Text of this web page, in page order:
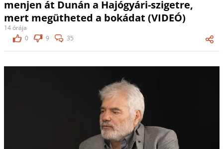
menjen át Dunán a Hajógyári-szigetre,
mert megütheted a bokádat (VIDEÓ)
14 órája
0
9 35